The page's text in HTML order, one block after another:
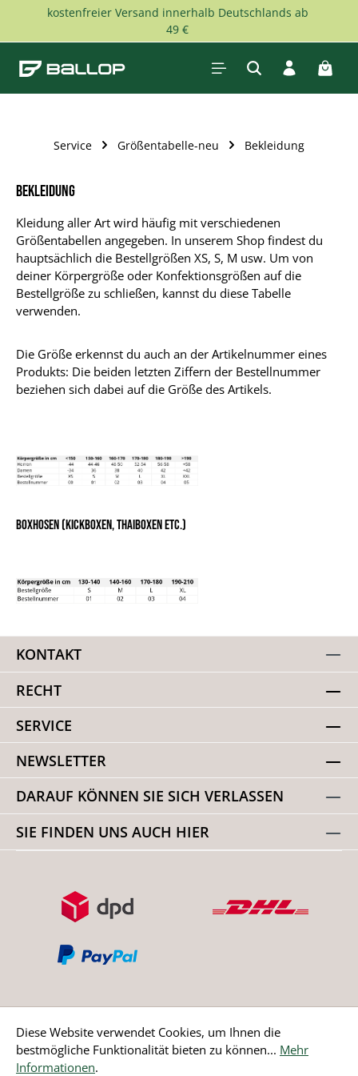
Zum Hauptinhalt springen
kostenfreier Versand innerhalb Deutschlands ab
49 €
Service Größentabelle-neu Bekleidung
Bekleidung
Kleidung aller Art wird häufig mit verschiedenen
Größentabellen angegeben. In unserem Shop findest du
hauptsächlich die Bestellgrößen XS, S, M usw. Um von
deiner Körpergröße oder Konfektionsgrößen auf die
Bestellgröße zu schließen, kannst du diese Tabelle
verwenden.
Die Größe erkennst du auch an der Artikelnummer eines
Produkts: Die beiden letzten Ziffern der Bestellnummer
beziehen sich dabei auf die Größe des Artikels.
Boxhosen (Kickboxen, Thaiboxen etc.)
KONTAKT
RECHT
SERVICE
NEWSLETTER
DARAUF KÖNNEN SIE SICH VERLASSEN
SIE FINDEN UNS AUCH HIER
Bestellung widerrufen
Diese Website verwendet Cookies, um Ihnen die
bestmögliche Funktionalität bieten zu können... Mehr
Informationen.